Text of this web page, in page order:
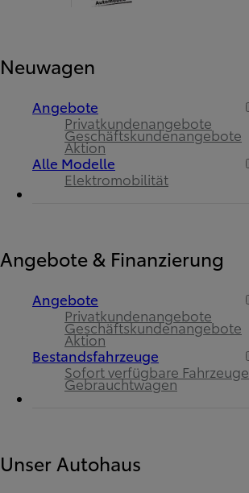
Neuwagen
Angebote
Privatkundenangebote
Geschäftskundenangebote
Aktion
Alle Modelle
Elektromobilität
Angebote & Finanzierung
Angebote
Privatkundenangebote
Geschäftskundenangebote
Aktion
Bestandsfahrzeuge
Sofort verfügbare Fahrzeuge
Gebrauchtwagen
Unser Autohaus